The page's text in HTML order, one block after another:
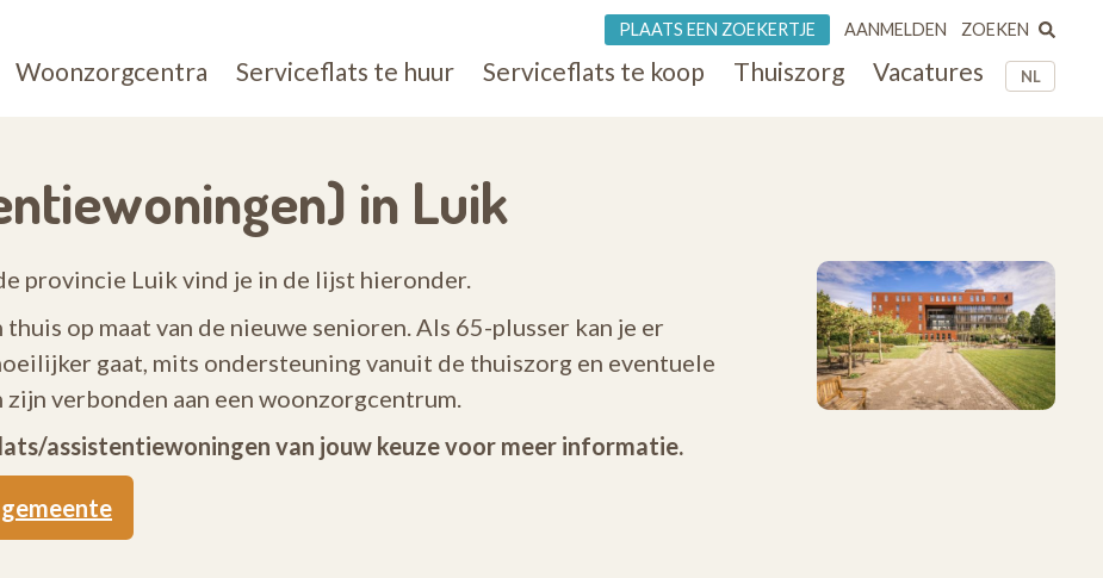
NL
Woonzorgcentra Serviceflats te huur Serviceflats te koop Thuiszorg Vacatures
PLAATS EEN ZOEKERTJE AANMELDEN ZOEKEN
in Luik
provincie Luik vind je in de lijst hieronder.
op maat van de nieuwe senioren. Als 65-plusser kan je er
gaat, mits ondersteuning vanuit de thuiszorg en eventuele
verbonden aan een woonzorgcentrum.
assistentiewoningen van jouw keuze voor meer informatie.